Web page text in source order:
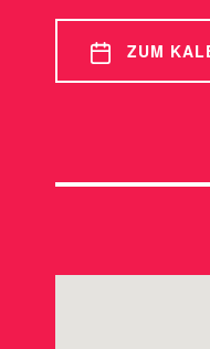
ZUM